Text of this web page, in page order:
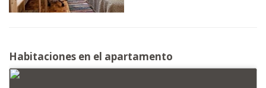
Habitaciones en el apartamento